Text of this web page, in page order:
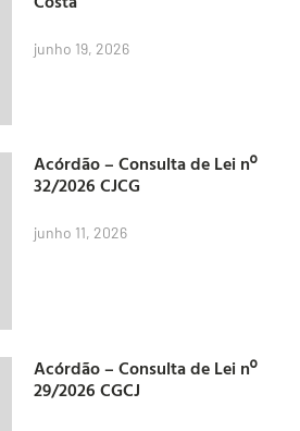
junho 19, 2026
Acórdão – Consulta de Lei nº
32/2026 CJCG
junho 11, 2026
Acórdão – Consulta de Lei nº
29/2026 CGCJ